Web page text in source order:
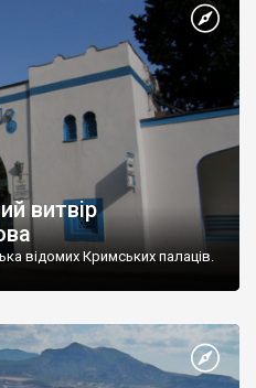
витвір
відомих Кримських палаців.